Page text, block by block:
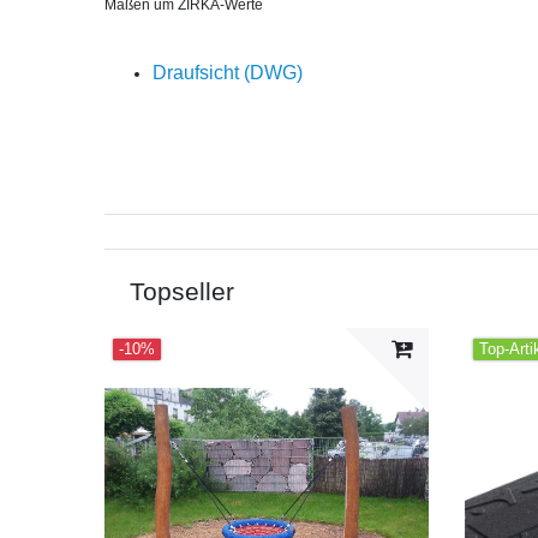
Maßen um ZIRKA-Werte
Draufsicht (DWG)
Topseller
-10% Top-